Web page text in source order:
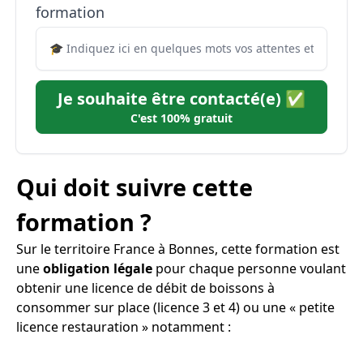
formation
Je souhaite être contacté(e) ✅
C'est 100% gratuit
Qui doit suivre cette
formation ?
Sur le territoire France à Bonnes, cette formation est
uneobligation légale pour chaque personne voulant
obtenir une licence de débit de boissons à
consommer sur place (licence 3 et 4) ou une « petite
licence restauration » notamment :